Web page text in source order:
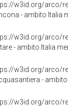
w3id.org/arco/
- ambito Italia
w3id.org/arco/
- ambito Italia
w3id.org/arco/
-
w3id.org/arco/